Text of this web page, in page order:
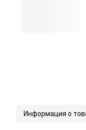
Информация о